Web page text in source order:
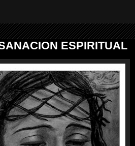
ESPIRITUAL